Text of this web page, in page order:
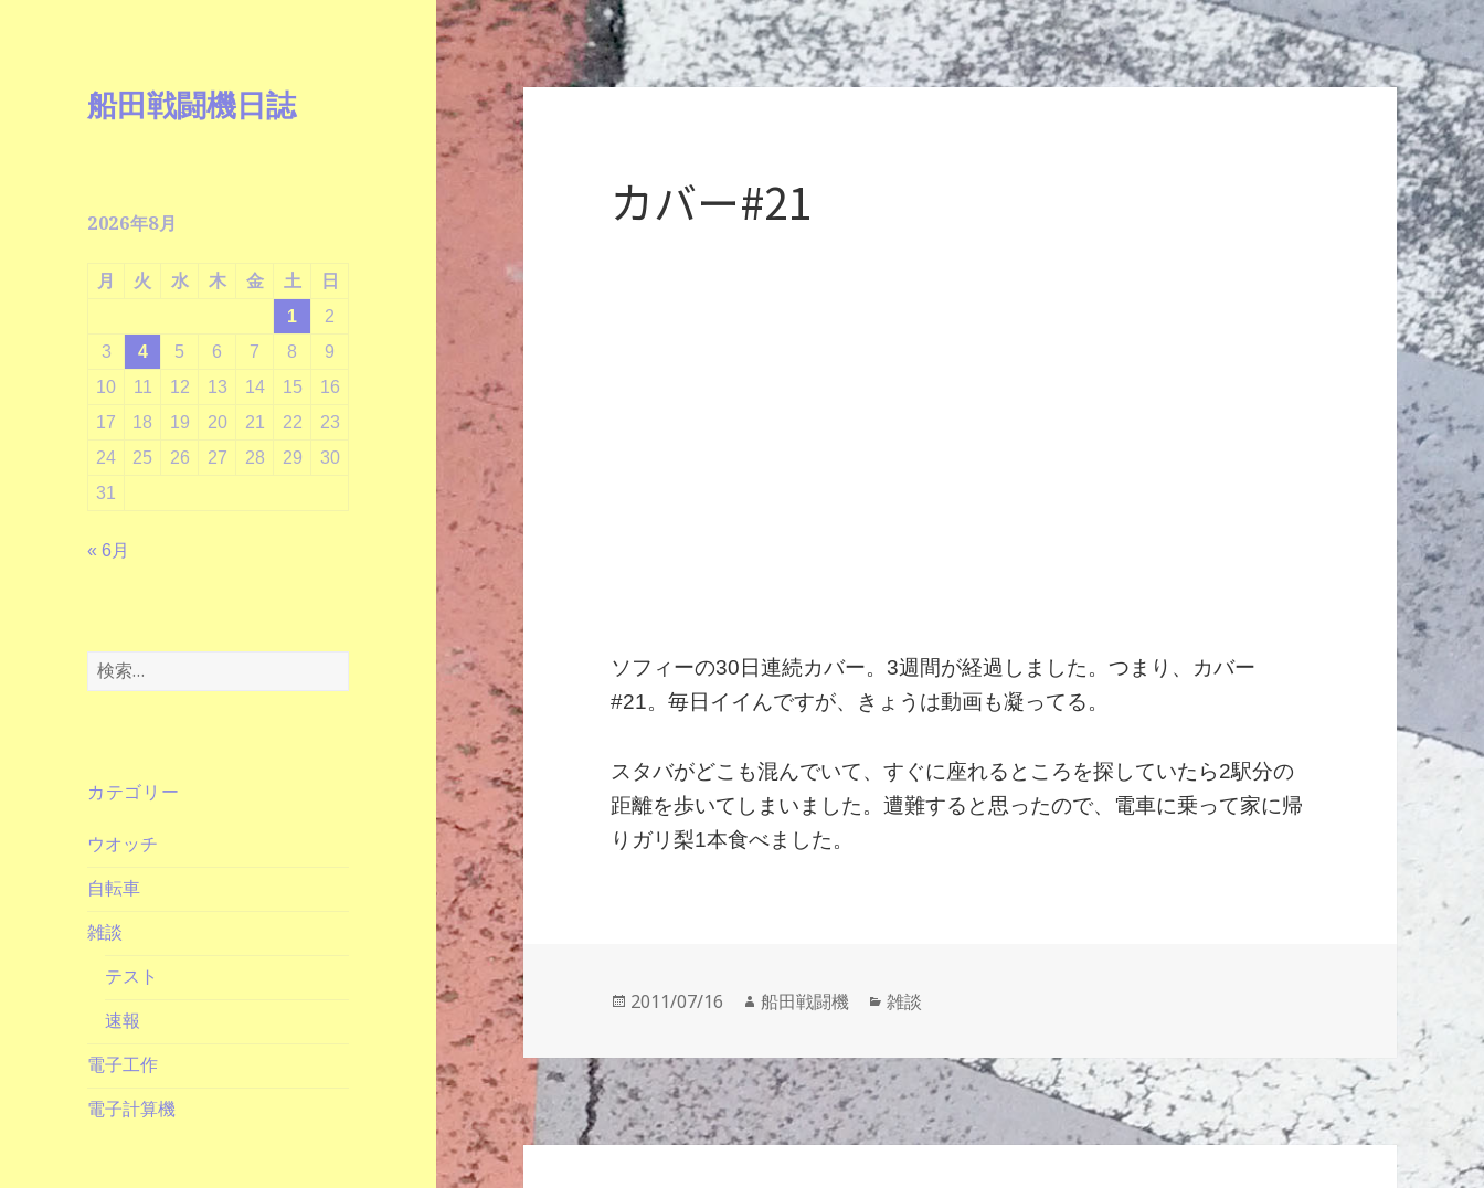
船田戦闘機日誌
2026年8月
月 火 水 木 金 土
日
1
2
3
4 5 6 7 8
9
10
11 12 13 14 15
16
17
18 19 20 21 22
23
24
25 26 27 28 29
30
31
« 6月
検
索:
カテゴリー
ウオッチ
自転車
雑談
テスト
速報
電子工作
電子計算機
カバー#21
ソフィーの30日連続カバー。3週間が経過しました。つまり、カバー
#21。毎日イイんですが、きょうは動画も凝ってる。
スタバがどこも混んでいて、すぐに座れるところを探していたら2駅分の
距離を歩いてしまいました。遭難すると思ったので、電車に乗って家に帰
りガリ梨1本食べました。
投
日:
2011/07/16
作
者
船田戦闘機
カ
ゴ
リ
ー
雑談